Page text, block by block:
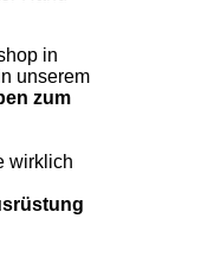
in
unserem
zum
wirklich